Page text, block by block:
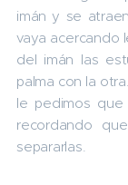
imán y se
vaya acercando
del imán las
palma con la
le pedimos
recordando
separarlas.